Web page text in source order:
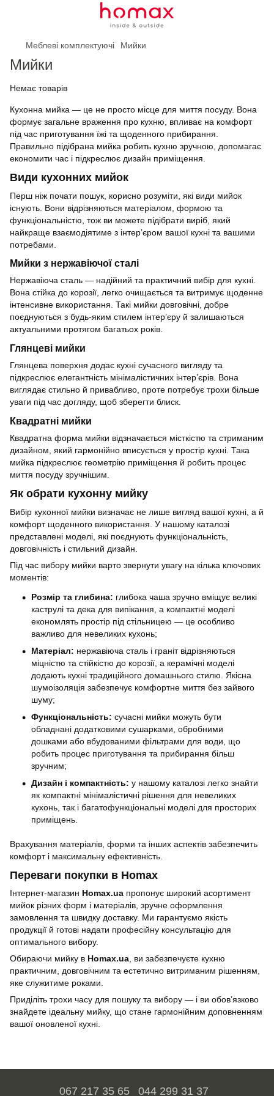
Меблеві комплектуючі Мийки
Мийки
Немає товарів
Кухонна мийка — це не просто місце для миття посуду. Вона
формує загальне враження про кухню, впливає на комфорт
під час приготування їжі та щоденного прибирання.
Правильно підібрана мийка робить кухню зручною, допомагає
економити час і підкреслює дизайн приміщення.
Види кухонних мийок
Перш ніж почати пошук, корисно розуміти, які види мийок
існують. Вони відрізняються матеріалом, формою та
функціональністю, тож ви можете підібрати виріб, який
найкраще взаємодіятиме з інтер’єром вашої кухні та вашими
потребами.
Мийки з нержавіючої сталі
Нержавіюча сталь — надійний та практичний вибір для кухні.
Вона стійка до корозії, легко очищається та витримує щоденне
інтенсивне використання. Такі мийки довговічні, добре
поєднуються з будь-яким стилем інтер’єру й залишаються
актуальними протягом багатьох років.
Глянцеві мийки
Глянцева поверхня додає кухні сучасного вигляду та
підкреслює елегантність мінімалістичних інтер’єрів. Вона
виглядає стильно й привабливо, проте потребує трохи більше
уваги під час догляду, щоб зберегти блиск.
Квадратні мийки
Квадратна форма мийки відзначається місткістю та стриманим
дизайном, який гармонійно вписується у простір кухні. Така
мийка підкреслює геометрію приміщення й робить процес
миття посуду зручнішим.
Як обрати кухонну мийку
Вибір кухонної мийки визначає не лише вигляд вашої кухні, а й
комфорт щоденного використання. У нашому каталозі
представлені моделі, які поєднують функціональність,
довговічність і стильний дизайн.
Під час вибору мийки варто звернути увагу на кілька ключових
моментів:
Розмір та глибина: глибока чаша зручно вміщує великі
каструлі та дека для випікання, а компактні моделі
економлять простір під стільницею — це особливо
важливо для невеликих кухонь;
Матеріал: нержавіюча сталь і граніт відрізняються
міцністю та стійкістю до корозії, а керамічні моделі
додають кухні традиційного домашнього стилю. Якісна
шумоізоляція забезпечує комфортне миття без зайвого
шуму;
Функціональність: сучасні мийки можуть бути
обладнані додатковими сушарками, обробними
дошками або вбудованими фільтрами для води, що
робить процес приготування та прибирання більш
зручним;
Дизайн і компактність: у нашому каталозі легко знайти
як компактні мінімалістичні рішення для невеликих
кухонь, так і багатофункціональні моделі для просторих
приміщень.
Врахування матеріалів, форми та інших аспектів забезпечить
комфорт і максимальну ефективність.
Переваги покупки в Homax
Інтернет-магазин Homax.ua пропонує широкий асортимент
мийок різних форм і матеріалів, зручне оформлення
замовлення та швидку доставку. Ми гарантуємо якість
продукції й готові надати професійну консультацію для
оптимального вибору.
Обираючи мийку в Homax.ua , ви забезпечуєте кухню
практичним, довговічним та естетично витриманим рішенням,
яке служитиме роками.
Приділіть трохи часу для пошуку та вибору — і ви обов’язково
знайдете ідеальну мийку, що стане гармонійним доповненням
вашої оновленої кухні.
067 217 35 65 044 299 31 37